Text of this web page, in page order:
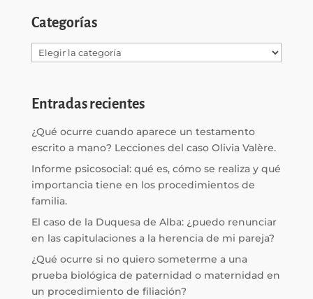
Categorías
Categorías
Entradas recientes
¿Qué ocurre cuando aparece un testamento
escrito a mano? Lecciones del caso Olivia Valère.
Informe psicosocial: qué es, cómo se realiza y qué
importancia tiene en los procedimientos de
familia.
El caso de la Duquesa de Alba: ¿puedo renunciar
en las capitulaciones a la herencia de mi pareja?
¿Qué ocurre si no quiero someterme a una
prueba biológica de paternidad o maternidad en
un procedimiento de filiación?